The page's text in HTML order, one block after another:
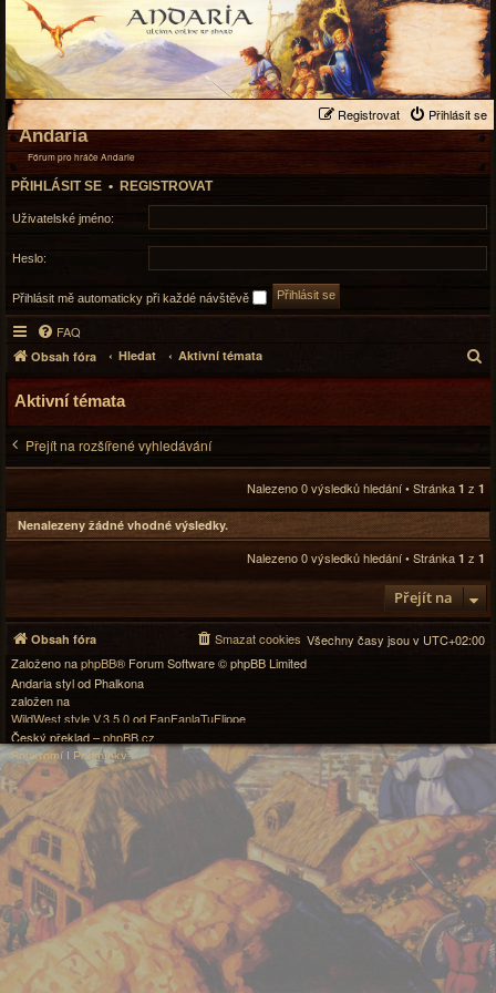
Přihlásit se
Registrovat
Andaria
Fórum pro hráče Andarie
PŘIHLÁSIT SE • REGISTROVAT
Uživatelské jméno:
Heslo:
Přihlásit mě automaticky při každé návštěvě
FAQ
Obsah fóra Hledat Aktivní témata
l
t
Aktivní témata
Přejít na rozšířené vyhledávání
Nalezeno 0 výsledků hledání • Stránka 1 z 1
Nenalezeny žádné vhodné výsledky.
Nalezeno 0 výsledků hledání • Stránka 1 z 1
Přejít na
Obsah fóra Všechny časy jsou v UTC+02:00
Smazat cookies
Založeno naphpBB® Forum Software © phpBB Limited
Andaria styl od Phalkona
založen na
WildWest style V.3.5.0 od FanFanlaTuFlippe
Český překlad –phpBB.cz
Soukromí | Podmínky